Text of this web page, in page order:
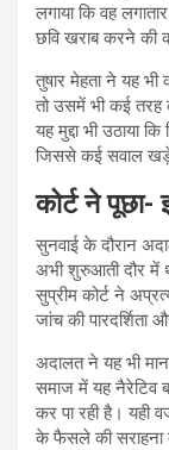
लगाया कि वह
छवि खराब करने की
तुषार मेहता ने यह
तो उसमें भी कई
यह मुद्दा भी उठाया
जिससे कई सवाल खड़े
कोर्ट ने पूछा-
सुनवाई के दौरान
अभी शुरुआती दौर में
सुप्रीम कोर्ट ने
जांच की पारदर्शिता
अदालत ने यह भी
समाज में यह नैरेटिव
कर पा रही है। यही
के फैसले की सराहना